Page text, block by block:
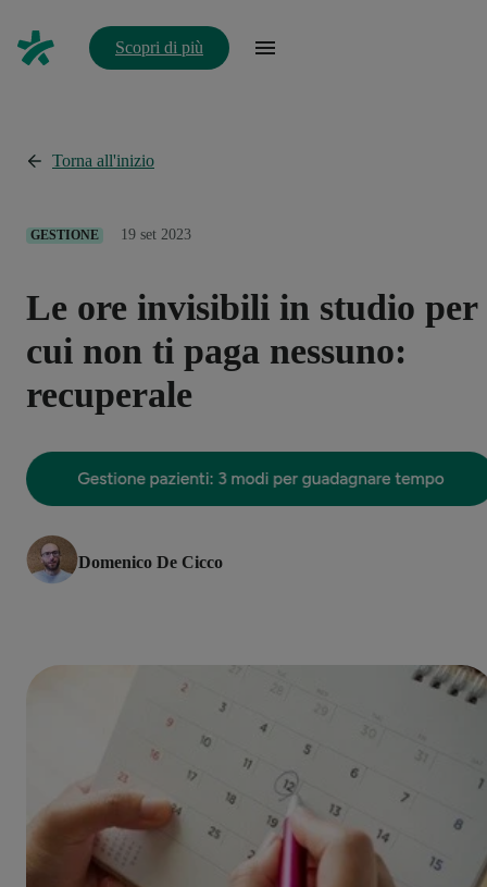
Scopri di più
Torna all'inizio
GESTIONE 19 set 2023
Le ore invisibili in studio per
cui non ti paga nessuno:
recuperale
Domenico De Cicco